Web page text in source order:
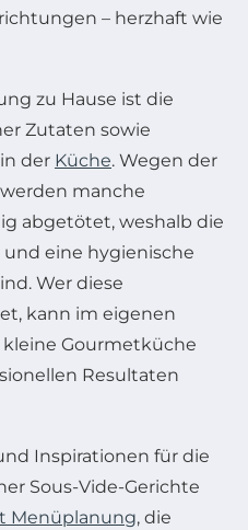
– herzhaft wie
zu Hause ist die
Zutaten sowie
der Küche. Wegen der
manche
abgetötet, weshalb die
eine hygienische
Wer diese
kann im eigenen
Gourmetküche
Resultaten
Inspirationen für die
Sous-Vide-Gerichte
Menüplanung, die